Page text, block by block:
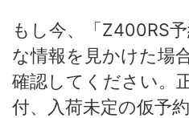
もし今、「Z400RS
な情報を見かけた場
確認してください。
付、入荷未定の仮予